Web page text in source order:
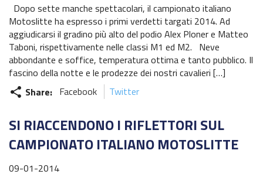
Dopo sette manche spettacolari, il campionato italiano
Motoslitte ha espresso i primi verdetti targati 2014. Ad
aggiudicarsi il gradino più alto del podio Alex Ploner e Matteo
Taboni, rispettivamente nelle classi M1 ed M2. Neve
abbondante e soffice, temperatura ottima e tanto pubblico. Il
fascino della notte e le prodezze dei nostri cavalieri […]
share Share: Facebook Twitter
SI RIACCENDONO I RIFLETTORI SUL
CAMPIONATO ITALIANO MOTOSLITTE
09-01-2014